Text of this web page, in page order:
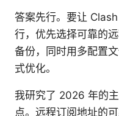
答案先行。要让
行，优先选择可靠的
备份，同时用多配置
式优化。
我研究了 2026 年的
点。远程订阅地址的